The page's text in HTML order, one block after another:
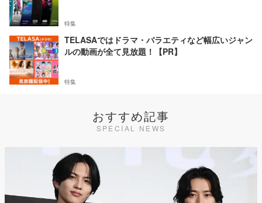
特集
TELASAではドラマ・バラエティなど幅広いジャン
ルの動画が全て見放題！【PR】
特集
おすすめ記事
SPECIAL NEWS